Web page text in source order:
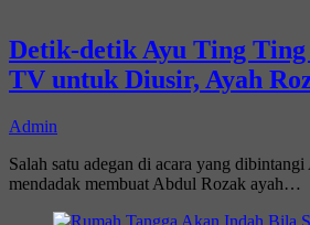
Detik-detik Ayu Ting
TV untuk Diusir, Ayah
Admin
Salah satu adegan di acara yang
mendadak membuat Abdul Rozak ayah…